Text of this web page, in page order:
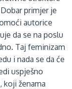
primjer je
autorice
da se na poslu
Taj feminizam
i nada se da će
uspješno
koji ženama